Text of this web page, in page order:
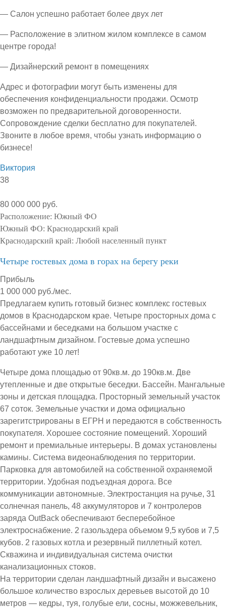
— Салон успешно работает более двух лет
— Расположение в элитном жилом комплексе в самом
центре города!
— Дизайнерский ремонт в помещениях
Адрес и фотографии могут быть изменены для
обеспечения конфиденциальности продажи. Осмотр
возможен по предварительной договоренности.
Сопровождение сделки бесплатно для покупателей.
Звоните в любое время, чтобы узнать информацию о
бизнесе!
Виктория
38
80 000 000 руб.
Расположение: Южный ФО
Южный ФО: Краснодарский край
Краснодарский край: Любой населенный пункт
Четыре гостевых дома в горах на берегу реки
Прибыль
1 000 000 руб./мес.
Предлагаем купить готовый бизнес комплекс гостевых
домов в Краснодарском крае. Четыре просторных дома с
бассейнами и беседками на большом участке с
ландшафтным дизайном. Гостевые дома успешно
работают уже 10 лет!
Четыре дома площадью от 90кв.м. до 190кв.м. Две
утепленные и две открытые беседки. Бассейн. Мангальные
зоны и детская площадка. Просторный земельный участок
67 соток. Земельные участки и дома официально
зарегитстрированы в ЕГРН и передаются в собственность
покупателя. Хорошее состояние помещений. Хороший
ремонт и премиальные интерьеры. В домах установлены
камины. Система видеонаблюдения по территории.
Парковка для автомобилей на собственной охраняемой
территории. Удобная подъездная дорога. Все
коммуникации автономные. Электростанция на ручье, 31
солнечная панель, 48 аккумуляторов и 7 контролеров
заряда OutBack обеспечивают бесперебойное
электроснабжение. 2 газольздера объемом 9,5 кубов и 7,5
кубов. 2 газовых котла и резервный пиллетный котел.
Скважина и индивидуальная система очистки
канализационных стоков.
На территории сделан ландшафтный дизайн и высажено
большое количество взрослых деревьев высотой до 10
метров — кедры, туя, голубые ели, сосны, можжевельник,